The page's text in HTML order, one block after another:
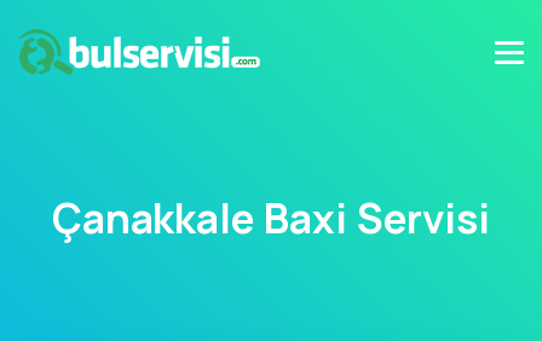
Çanakkale Baxi Servisi